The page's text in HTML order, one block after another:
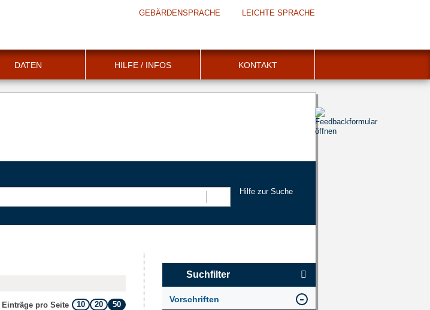
GEBÄRDENSPRACHE LEICHTE SPRACHE
DATEN HILFE / INFOS KONTAKT
Hilfe zur Suche
Einträge pro Seite 10 20 50
Suchfilter
Vorschriften